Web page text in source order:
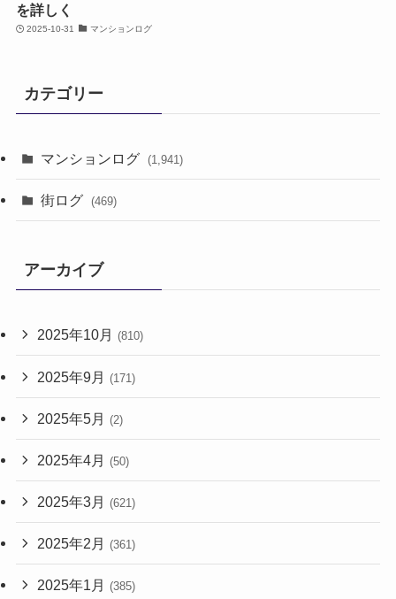
を詳しく
2025-10-31 マンションログ
カテゴリー
マンションログ (1,941)
街ログ (469)
アーカイブ
2025年10月 (810)
2025年9月 (171)
2025年5月 (2)
2025年4月 (50)
2025年3月 (621)
2025年2月 (361)
2025年1月 (385)